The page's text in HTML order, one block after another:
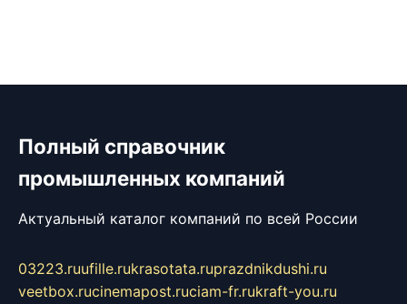
Полный справочник
промышленных компаний
Актуальный каталог компаний по всей России
03223.ruufille.rukrasotata.ruprazdnikdushi.ru
veetbox.rucinemapost.ruciam-fr.rukraft-you.ru